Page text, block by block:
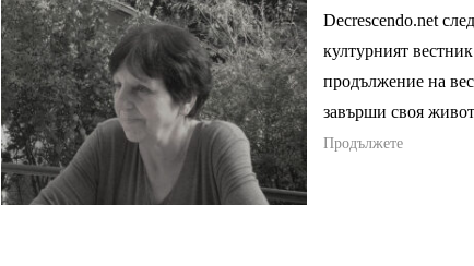
Decrescendo.net
културният
продължение на
завърши своя
Продължете